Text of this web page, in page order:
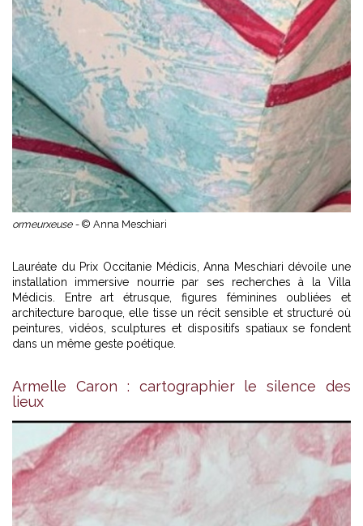
ormeurxeuse - © Anna Meschiari
Lauréate du Prix Occitanie Médicis, Anna Meschiari dévoile une
installation immersive nourrie par ses recherches à la Villa
Médicis. Entre art étrusque, figures féminines oubliées et
architecture baroque, elle tisse un récit sensible et structuré où
peintures, vidéos, sculptures et dispositifs spatiaux se fondent
dans un même geste poétique.
Armelle Caron : cartographier le silence des
lieux